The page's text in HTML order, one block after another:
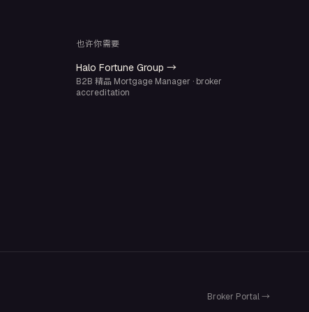
也许你需要
Halo Fortune Group →
B2B 精品 Mortgage Manager · broker
accreditation
Broker Portal →